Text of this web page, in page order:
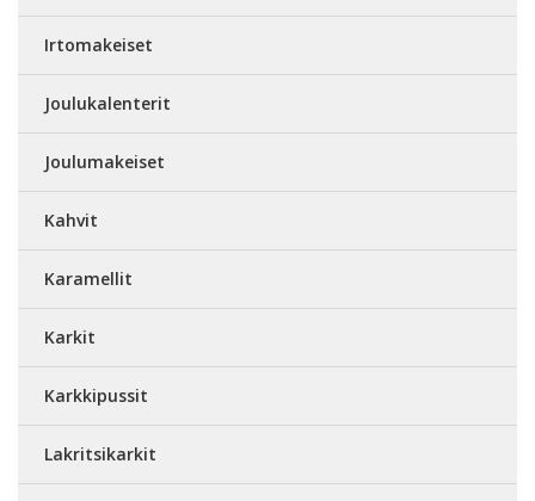
Irtomakeiset
Joulukalenterit
Joulumakeiset
Kahvit
Karamellit
Karkit
Karkkipussit
Lakritsikarkit